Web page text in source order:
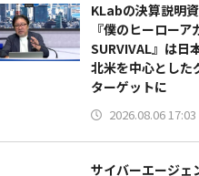
KLabの決算説明
『僕のヒーロー
SURVIVAL』は日
北米を中心とした
ターゲットに
2026.08.06 17:03
サイバーエージェ